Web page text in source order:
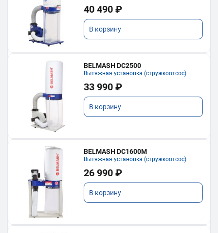
40 490 ₽
В корзину
BELMASH DC2500
Вытяжная установка (стружкоотсос)
33 990 ₽
В корзину
BELMASH DC1600M
Вытяжная установка (стружкоотсос)
26 990 ₽
В корзину